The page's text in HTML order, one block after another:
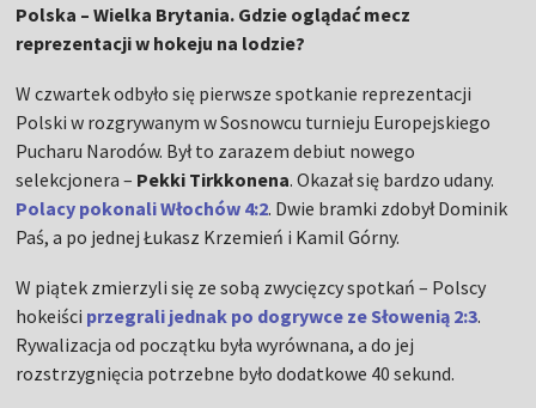
Polska – Wielka Brytania. Gdzie oglądać mecz
reprezentacji w hokeju na lodzie?
W czwartek odbyło się pierwsze spotkanie reprezentacji
Polski w rozgrywanym w Sosnowcu turnieju Europejskiego
Pucharu Narodów. Był to zarazem debiut nowego
selekcjonera – Pekki Tirkkonena. Okazał się bardzo udany.
Polacy pokonali Włochów 4:2. Dwie bramki zdobył Dominik
Paś, a po jednej Łukasz Krzemień i Kamil Górny.
W piątek zmierzyli się ze sobą zwycięzcy spotkań – Polscy
hokeiści przegrali jednak po dogrywce ze Słowenią 2:3.
Rywalizacja od początku była wyrównana, a do jej
rozstrzygnięcia potrzebne było dodatkowe 40 sekund.